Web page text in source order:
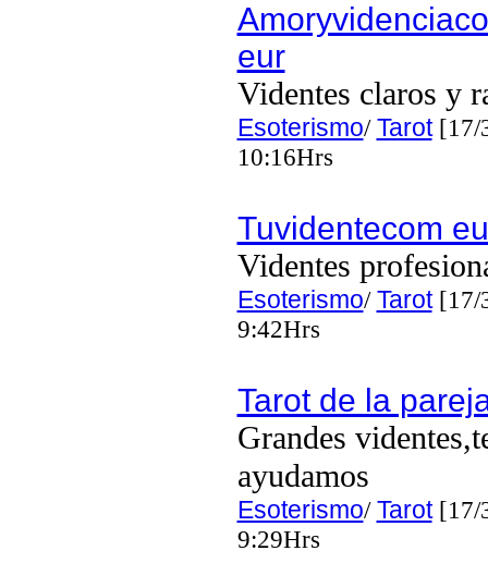
eur
Videntes claros y
Esoterismo/Tarot[17/
10:16Hrs
Tuvidentecom
Videntes
Esoterismo/Tarot[17/
9:42Hrs
Tarot de la
Grandes
ayudamos
Esoterismo/Tarot[17/
9:29Hrs